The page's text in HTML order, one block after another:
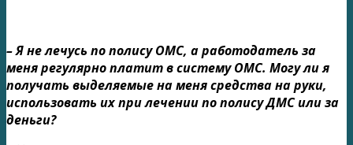
– Я не лечусь по полису ОМС, а работодатель за
меня регулярно платит в систему ОМС. Могу ли я
получать выделяемые на меня средства на руки,
использовать их при лечении по полису ДМС или за
деньги?